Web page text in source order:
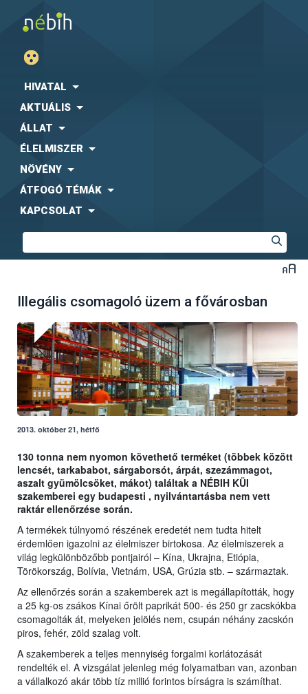
HIVATAL
AKTUÁLIS
ÁLLAT
ÉLELMISZER
NÖVÉNY
ÁTFOGÓ TÉMÁK
KAPCSOLAT
Illegális csomagoló üzem a fővárosban
2013. október 21, hétfő
130 tonna nem nyomon követhető terméket (többek között
lencsét, tarkababot, sárgaborsót, árpát, szezámmagot,
aszalt gyümölcsöket, mákot) találtak a NÉBIH KÜI
szakemberei egy budapesti , nyilvántartásba nem vett
raktár ellenőrzése során.
A termékek túlnyomó részének eredetét nem tudta hitelt
érdemlően igazolni az élelmiszer birtokosa. Az élelmiszerek a
világ legkülönbözőbb pontjairól – Kína, Ukrajna, Etiópia,
Törökország, Bolívia, Vietnám, USA, Grúzia stb. – származtak.
Az ellenőrzés során a szakemberek azt is megállapították, hogy
a 25 kg-os zsákos Kínai őrölt paprikát 500- és 250 gr zacskókba
csomagolták át, melyeken jelölés nem, csupán néhány zacskón
piros, fehér, zöld szalag volt.
A szakemberek a teljes mennyiség forgalmi korlátozását
rendelték el. A vizsgálat jelenleg még folyamatban van, azonban
a vállalkozó akár több tíz millió forintos bírságra is számíthat.